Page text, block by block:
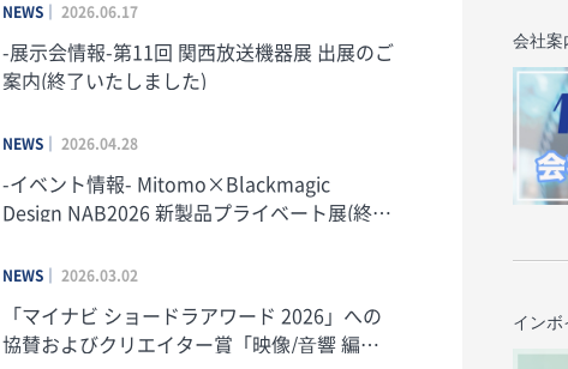
NEWS 2026.06.17
-展示会情報-第11回 関西放送機器展 出展のご
案内(終了いたしました)
NEWS 2026.04.28
-イベント情報- Mitomo×Blackmagic
Design NAB2026 新製品プライベート展(終了
NEWS 2026.03.02
「マイナビ ショードラアワード 2026」への
協賛およびクリエイター賞「映像/⾳響 編集
会社案
インボ